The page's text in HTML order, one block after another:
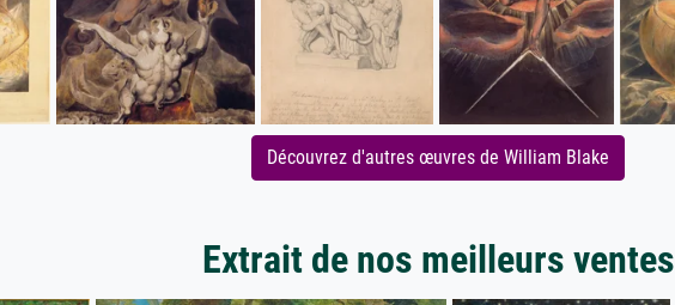
Découvrez d'autres œuvres de William Blake
Extrait de nos meilleurs ventes